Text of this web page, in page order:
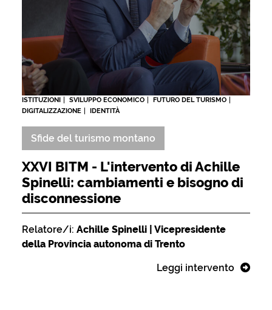
ISTITUZIONI SVILUPPO ECONOMICO
FUTURO DEL TURISMO
DIGITALIZZAZIONE
IDENTITÀ
Sfide del turismo montano
XXVI BITM - L'intervento di Achille
Spinelli: cambiamenti e bisogno di
disconnessione
Relatore/i: Achille Spinelli | Vicepresidente
della Provincia autonoma di Trento
Leggi intervento